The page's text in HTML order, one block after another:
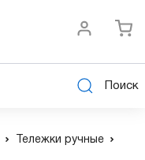
Поиск
Тележки ручные